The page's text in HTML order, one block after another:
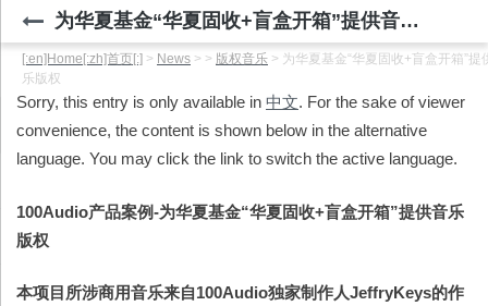
为华夏基金“华夏固收+盲盒开箱”提供音乐版权
[:en]Home[:zh]首页[:] > News > > 版权音乐 > 为华夏基金“华夏固收+盲盒开箱”提
乐版权
Sorry, this entry is only available in 中文. For the sake of viewer
convenience, the content is shown below in the alternative
language. You may click the link to switch the active language.
100Audio产品案例-为华夏基金“华夏固收+盲盒开箱”提供音乐
版权
本项目所涉商用音乐来自100Audio独家制作人JeffryKeys的作